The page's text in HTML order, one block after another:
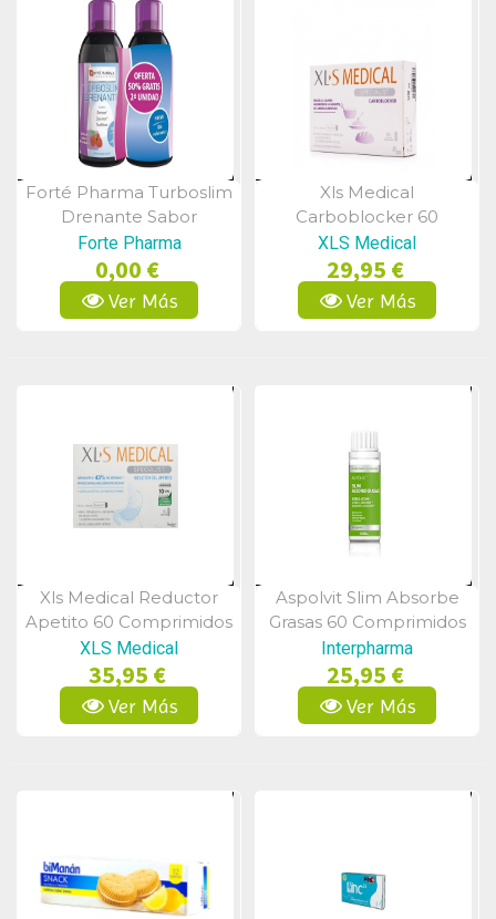
Vista Rápida
Forté Pharma Turboslim
Drenante Sabor
Frambuesa 500 Ml
Forte Pharma
0,00 €
Ver Más
Vista Rápida
Xls Medical
Carboblocker 60
Comprimidos
XLS Medical
29,95 €
Ver Más
Vista Rápida
Xls Medical Reductor
Apetito 60 Comprimidos
XLS Medical
35,95 €
Ver Más
Vista Rápida
Aspolvit Slim Absorbe
Grasas 60 Comprimidos
Interpharma
25,95 €
Ver Más